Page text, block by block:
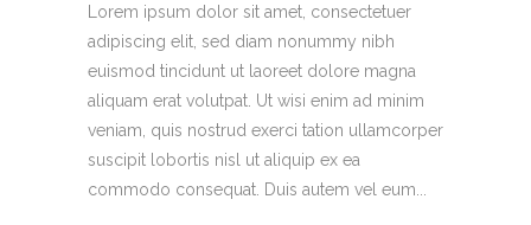
Lorem ipsum dolor sit amet, consectetuer
adipiscing elit, sed diam nonummy nibh
euismod tincidunt ut laoreet dolore magna
aliquam erat volutpat. Ut wisi enim ad minim
veniam, quis nostrud exerci tation ullamcorper
suscipit lobortis nisl ut aliquip ex ea
commodo consequat. Duis autem vel eum...